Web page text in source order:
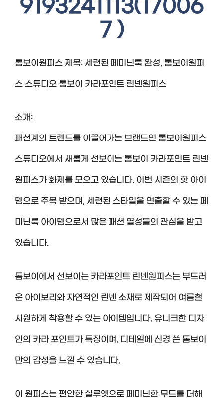
9193241113(17006
7 )
톰보이원피스 제목: 세련된 페미닌룩 완성, 톰보이원피
스 스튜디오 톰보이 카라포인트 린넨원피스
소개:
패션계의 트렌드를 이끌어가는 브랜드인 톰보이원피스
스튜디오에서 새롭게 선보이는 톰보이 카라포인트 린넨
원피스가 화제를 모으고 있습니다. 이번 시즌의 핫 아이
템으로 주목 받으며, 세련된 스타일을 연출할 수 있는 페
미닌룩 아이템으로서 많은 패션 열성들의 관심을 받고
있습니다.
톰보이에서 선보이는 카라포인트 린넨원피스는 부드러
운 아이보리와 자연적인 린넨 소재로 제작되어 여름철
시원하게 착용할 수 있는 아이템입니다. 유니크한 디자
인의 카라 포인트가 특징이며, 디테일에 신경 쓴 톰보이
만의 감성을 느낄 수 있습니다.
이 원피스는 편안한 실루엣으로 페미닌한 무드를 더해